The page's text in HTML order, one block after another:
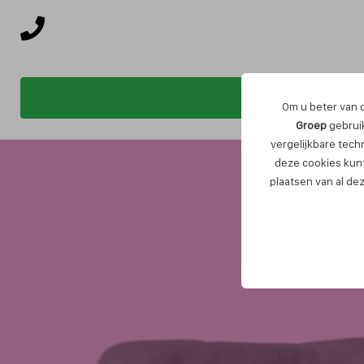
Om u beter van
Groep
vergelijkbare
deze cookies
plaatsen van al